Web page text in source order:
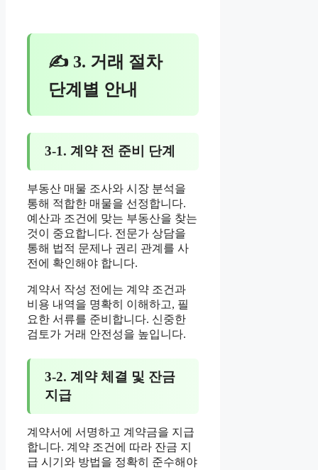
✍ 3. 거래 절차
단계별 안내
3-1. 계약 전 준비 단계
부동산 매물 조사와 시장 분석을
통해 적합한 매물을 선정합니다.
예산과 조건에 맞는 부동산을 찾는
것이 중요합니다. 전문가 상담을
통해 법적 문제나 권리 관계를 사
전에 확인해야 합니다.
계약서 작성 전에는 계약 조건과
비용 내역을 명확히 이해하고, 필
요한 서류를 준비합니다. 신중한
검토가 거래 안전성을 높입니다.
3-2. 계약 체결 및 잔금
지급
계약서에 서명하고 계약금을 지급
합니다. 계약 조건에 따라 잔금 지
급 시기와 방법을 정확히 준수해야